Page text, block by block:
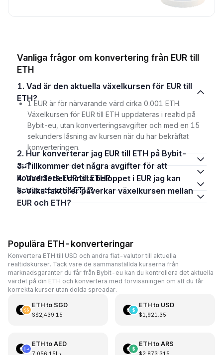
Vanliga frågor om konvertering från EUR till
ETH
1. Vad är den aktuella växelkursen för EUR till
ETH?
1 EUR är för närvarande värd cirka 0.001 ETH.
Växelkursen för EUR till ETH uppdateras i realtid på
Bybit-eu, utan konverteringsavgifter och med en 15
sekunders låsning av kursen när du har bekräftat
konverteringen.
2. Hur konverterar jag EUR till ETH på Bybit-
eu?
3. Tillkommer det några avgifter för att
konvertera EUR till ETH?
4. Vad är det minsta beloppet i EUR jag kan
konvertera till ETH?
5. Vilka faktorer påverkar växelkursen mellan
EUR och ETH?
Populära ETH-konverteringar
Konvertera ETH till USD och andra fiat-valutor till aktuella
realtidskurser. Tack vare de sammanställda kurserna från
marknadsgaranter du får från Bybit-eu kan du kontrollera det aktuella
värdet på din ETH och konvertera med förvissningen om att du får
korrekta kurser utan dolda spreadar.
ETHto SGD
S$2,439.15
ETHto USD
$1,921.35
ETHto AED ETHto ARS